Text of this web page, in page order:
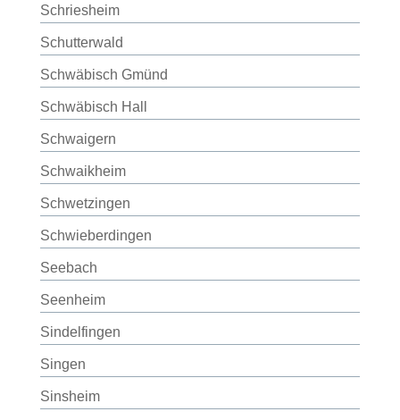
Schriesheim
Schutterwald
Schwäbisch Gmünd
Schwäbisch Hall
Schwaigern
Schwaikheim
Schwetzingen
Schwieberdingen
Seebach
Seenheim
Sindelfingen
Singen
Sinsheim